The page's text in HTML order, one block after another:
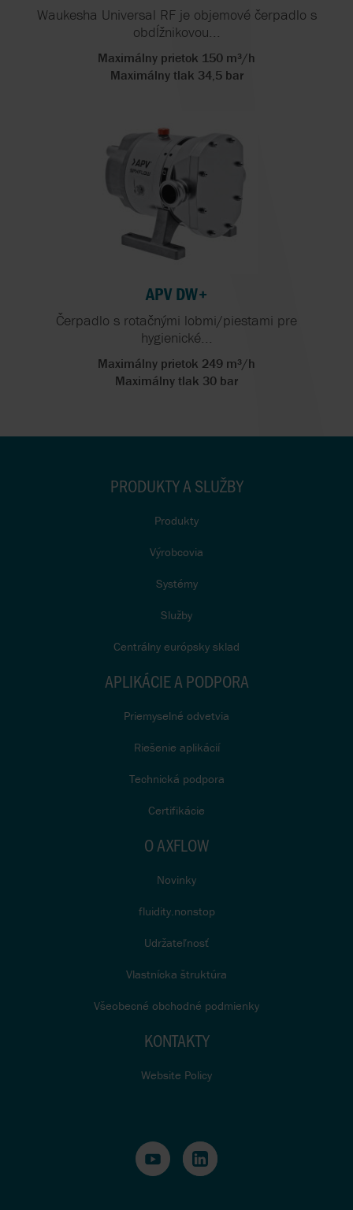
Waukesha Universal RF je objemové čerpadlo s
obdĺžnikovou...
Maximálny prietok 150 m³/h
Maximálny tlak 34,5 bar
APV DW+
Čerpadlo s rotačnými lobmi/piestami pre
hygienické...
Maximálny prietok 249 m³/h
Maximálny tlak 30 bar
PRODUKTY A SLUŽBY
Produkty
Výrobcovia
Systémy
Služby
Centrálny európsky sklad
APLIKÁCIE A PODPORA
Priemyselné odvetvia
Riešenie aplikácií
Technická podpora
Certifikácie
O AXFLOW
Novinky
fluidity.nonstop
Udržateľnosť
Vlastnícka štruktúra
Všeobecné obchodné podmienky
KONTAKTY
Website Policy